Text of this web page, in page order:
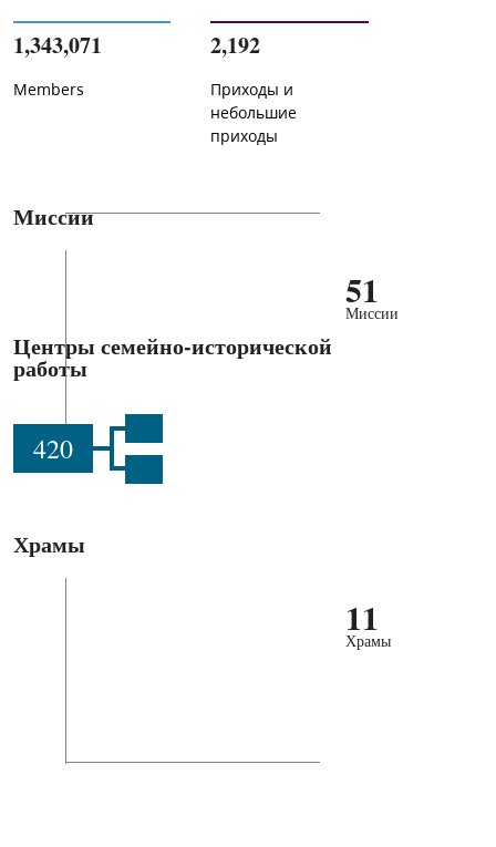
1,343,071
Members
2,192
Приходы и
небольшие
приходы
Миссии
51
Миссии
Центры семейно-исторической
работы
420
Храмы
11
Храмы